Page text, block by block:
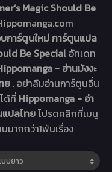
Magic Should Be
การ์ตูนใหม่ การ์ตูนแปล
Be Special อัทเดท
- อ่านมังงะ
ย . อย่าลืมอ่านการ์ตูนอื่น
ด้ที่ Hippomanga - อ่า
แปลไทยโปรดคลิกที่เมนู
มากกว่า1พันเรื่อง